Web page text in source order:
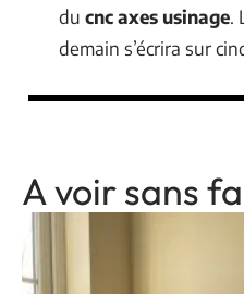
du cnc axes usinage.
demain s’écrira sur
A voir sans